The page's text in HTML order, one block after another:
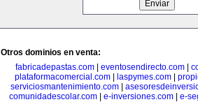
Otros dominios en venta:
fabricadepastas.com| eventosendirecto.com|
plataformacomercial.com| laspymes.com|
serviciosmantenimiento.com|
comunidadescolar.com
e-inversiones.com e-